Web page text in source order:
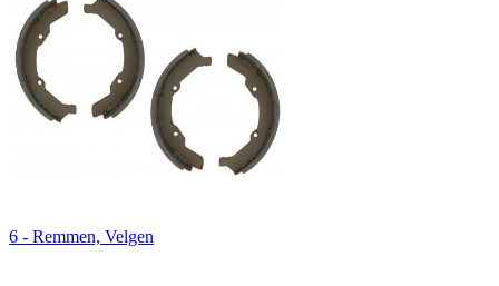
6 - Remmen, Velgen